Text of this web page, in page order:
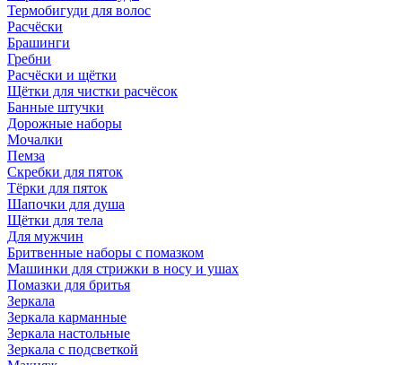
Термобигуди для волос
Расчёски
Брашинги
Гребни
Расчёски и щётки
Щётки для чистки расчёсок
Банные штучки
Дорожные наборы
Мочалки
Пемза
Скребки для пяток
Тёрки для пяток
Шапочки для душа
Щётки для тела
Для мужчин
Бритвенные наборы с помазком
Машинки для стрижки в носу и ушах
Помазки для бритья
Зеркала
Зеркала карманные
Зеркала настольные
Зеркала с подсветкой